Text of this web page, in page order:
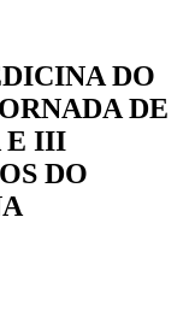
DO
DE
E III
DO